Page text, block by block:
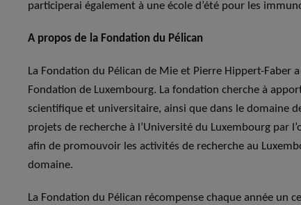
participerai également à une école d’été pour les
A propos de la Fondation du Pélican
La Fondation du Pélican de Mie et Pierre Hippert-Faber
Fondation de Luxembourg. La fondation cherche à
scientifique et universitaire, ainsi que dans le domaine
projets de recherche à l’Université du Luxembourg par
afin de promouvoir les activités de recherche au
domaine.
La Fondation du Pélican récompense chaque année